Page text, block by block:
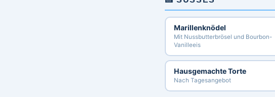
Marillenknödel
Mit Nussbutterbrösel und Bourbon-
Vanilleeis
Hausgemachte Torte
Nach Tagesangebot